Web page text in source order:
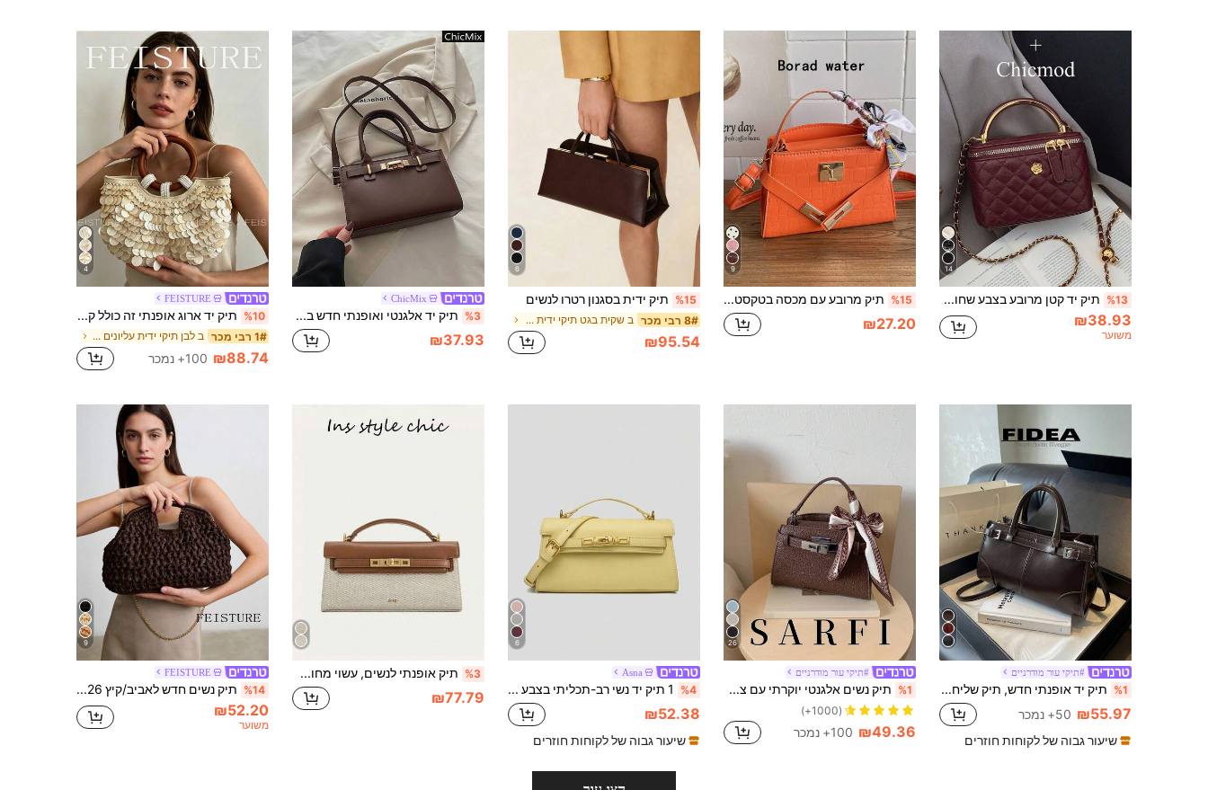
14
%13 תיק יד קטן מרובע בצבע שחור אחד, רב-תכליתי, בד משובץ רקום אופנתי, מתאים למשרד, טלפון, שפתון, אחסון מטבעות, קניות, ארנק, נשים צעירות, סטודנטיות, מתחילות, עובדי צווארון לבן. אידיאלי למשרד, אוניברסיטה, עבודה, עסקים, נסיעות יומיות, פעילויות חוץ, טיולים וטיולים
₪38.93
משוער
9
%15 תיק מרובע עם מכסה בטקסטורת תנין, תיק יד עם קישוט צעיף, תיק יד אופנתי בצבע אחיד בטקסטורת תנין, קישוט מנעול מתכת אופנתי, תיק כתף מיני תיק צד, תיק נשים לבית, קניות ונסיעות
₪27.20
6
%15 תיק ידית בסגנון רטרו לנשים
8# רבי מכר ב שקית בגט תיקי ידית עליונים לנשים
₪95.54
ChicMix
%3 תיק יד אלגנטי ואופנתי חדש בעיצוב מתכת, תיק צד מרובע רב תכליתי לנשים, מתאים לקניות, ארנק, נשים צעירות, סטודנטיות, עובדות משרד, אידיאלי למשרד, בית ספר, עבודה, עסקים, נסיעות, פעילויות חוץ
₪37.93
4
FEISTURE
%10 תיק יד ארוג אופנתי זה כולל קישוטי נצנצים נוצצים וידית טבעת מעץ, מתאים לאירועים כמו מסיבות ערב, חופשות, טיולים, קניות או אירועים.
1# רבי מכר ב לבן תיקי ידית עליונים לנשים
₪88.74 100+ נמכר
#תיקי עור מודרניים
%1 תיק יד אופנתי חדש, תיק שליח אלגנטי פשוט, עור PU, תיק כתף נשים רב-תכליתי בסגנון רטרו אורבני, מתאים לנסיעות, קניות יומיומיות
₪55.97 50+ נמכר
שיעור גבוה של לקוחות חוזרים
26
#תיקי עור מודרניים
%1 תיק נשים אלגנטי יוקרתי עם צעיף דקור, תיק צד מינימליסטי עם עיצוב אותיות מתכוונן, תיק כתף חדש בעיצוב מתכתי, תיק כתף נוסעים, כסף ישן
(1000+)
₪49.36 100+ נמכר
6
Asna
%4 1 תיק יד נשי רב-תכליתי בצבע אחיד, תיק כתף/קרוסבדי מינימליסטי אופנתי, תיק יד וינטג' חדש עם אבזם מתכת וידית קצרה, תיק עם ידית עליונה בהשראת יוקרה עם פרזול מוזהב, מתאים לקניות יומיומיות ונסיעות לנשים
₪52.38
שיעור גבוה של לקוחות חוזרים
%3 תיק אופנתי לנשים, עשוי מחומר PU, מינימליסטי ורב-תכליתי, עם אבזם מתכת. מתאים לנשים צעירות, נשים מקצועיות, אמהות, בנות, נערות, לנסיעות יומיומיות, טיולים יומיומיים, קניות, דייטים, חתונות וחופשות.
₪77.79
9
FEISTURE
%14 תיק נשים חדש לאביב/קיץ 2026, תיק ארוג
₪52.20
משוער